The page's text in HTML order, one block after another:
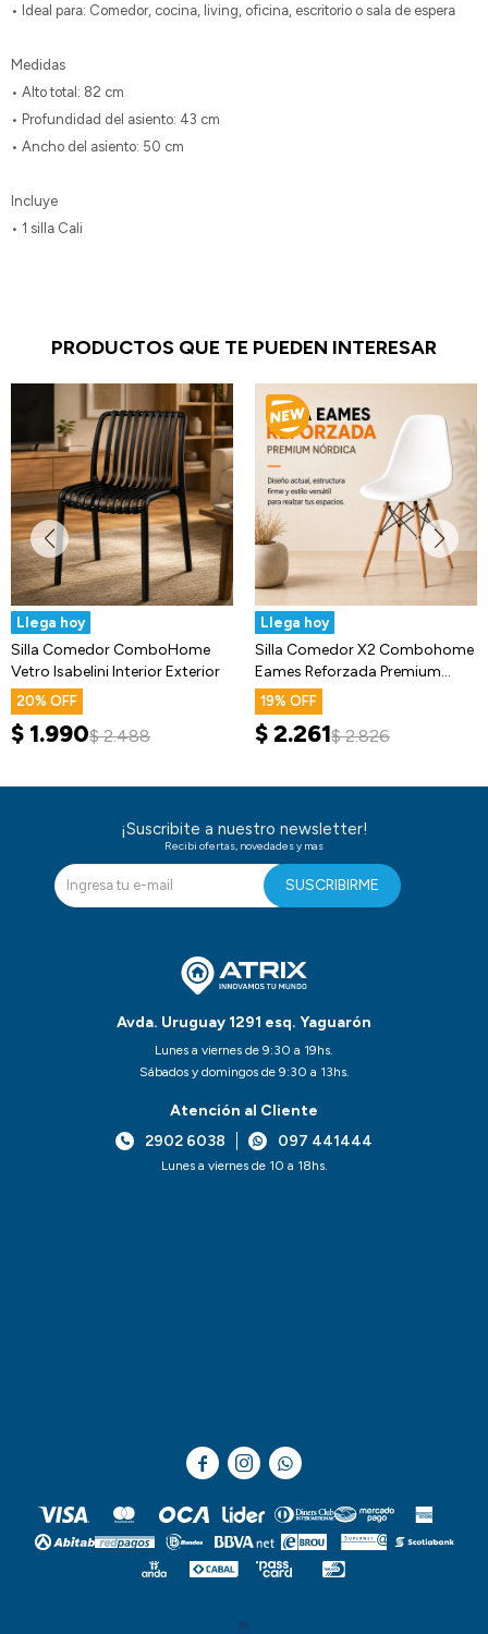
• Ideal para: Comedor, cocina, living, oficina, escritorio o sala de espera
Medidas
• Alto total: 82 cm
• Profundidad del asiento: 43 cm
• Ancho del asiento: 50 cm
Incluye
• 1 silla Cali
PRODUCTOS QUE TE PUEDEN INTERESAR
Llega hoy
Silla Comedor ComboHome
Vetro Isabelini Interior Exterior
20
$ 1.990$ 2.488
Llega hoy
Silla Comedor X2 Combohome
Eames Reforzada Premium
Nórdica
19
$2.261$ 2.826
Avda. Uruguay 1291 esq. Yaguarón
Lunes a viernes de 9:30 a 19hs.
Sábados y domingos de 9:30 a 13hs.
Atención al Cliente
2902 6038
097 441444
Lunes a viernes de 10 a 18hs.
¡Suscribite a nuestro newsletter!
Recibi ofertas, novedades y mas
SUSCRIBIRME
  